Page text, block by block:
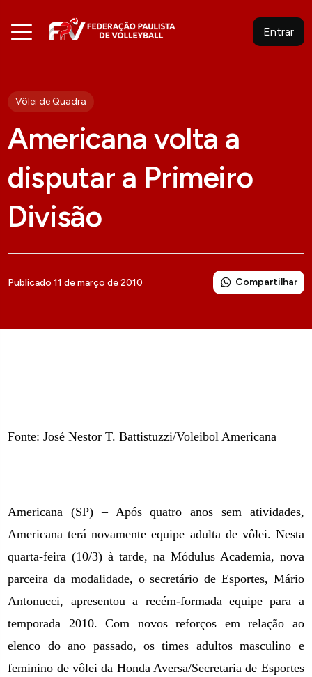
Entrar
Vôlei de Quadra
Americana volta a
disputar a Primeiro
Divisão
Publicado 11 de março de 2010 Compartilhar
Fonte: José Nestor T. Battistuzzi/Voleibol Americana
Americana (SP) – Após quatro anos sem atividades,
Americana terá novamente equipe adulta de vôlei. Nesta
quarta-feira (10/3) à tarde, na Módulus Academia, nova
parceira da modalidade, o secretário de Esportes, Mário
Antonucci, apresentou a recém-formada equipe para a
temporada 2010. Com novos reforços em relação ao
elenco do ano passado, os times adultos masculino e
feminino de vôlei da Honda Aversa/Secretaria de Esportes